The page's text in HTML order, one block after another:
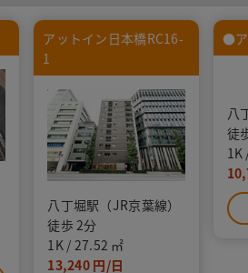
アットイン日本橋RC16-
1
八丁堀駅（JR京葉線）
徒歩 2分
1K
27.52
13,240
●ア
八
徒
1K